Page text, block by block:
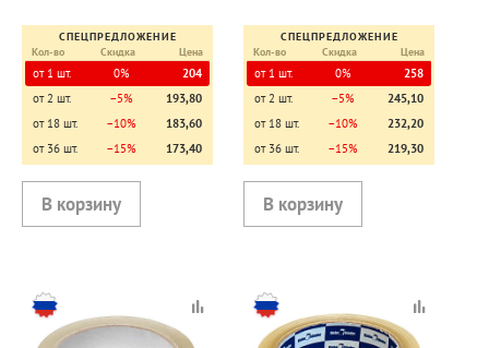
СПЕЦПРЕДЛОЖЕНИЕ
Кол-во
Скидка Цена
от 1 шт. 0%
204
от 2 шт.
−5%
193,80
от 18 шт.
−10%
183,60
от 36 шт.
−15% 173,40
СПЕЦПРЕДЛОЖЕНИЕ
Кол-во
Скидка Цена
от 1 шт. 0%
258
от 2 шт.
−5%
245,10
от 18 шт.
−10%
232,20
от 36 шт.
−15% 219,30